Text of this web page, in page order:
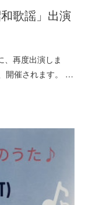
歌謡」出演
、再度出演しま
開催されます。 …